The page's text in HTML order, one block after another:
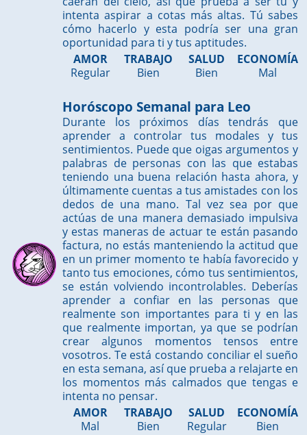
intenta aspirar a cotas más altas. Tú sabes
cómo hacerlo y esta podría ser una gran
oportunidad para ti y tus aptitudes.
AMOR
Regular
TRABAJO
Bien
SALUD
Bien
ECONOMÍA
Mal
Horóscopo Semanal para Leo
Durante los próximos días tendrás que
aprender a controlar tus modales y tus
sentimientos. Puede que oigas argumentos y
palabras de personas con las que estabas
teniendo una buena relación hasta ahora, y
últimamente cuentas a tus amistades con los
dedos de una mano. Tal vez sea por que
actúas de una manera demasiado impulsiva
y estas maneras de actuar te están pasando
factura, no estás manteniendo la actitud que
en un primer momento te había favorecido y
tanto tus emociones, cómo tus sentimientos,
se están volviendo incontrolables. Deberías
aprender a confiar en las personas que
realmente son importantes para ti y en las
que realmente importan, ya que se podrían
crear algunos momentos tensos entre
vosotros. Te está costando conciliar el sueño
en esta semana, así que prueba a relajarte en
los momentos más calmados que tengas e
intenta no pensar.
AMOR
Mal
TRABAJO
Bien
SALUD
Regular
ECONOMÍA
Bien